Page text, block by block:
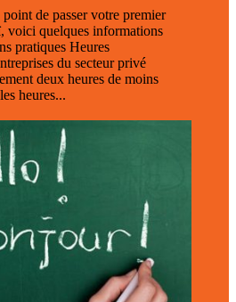
point de passer votre premier
voici quelques informations
pratiques Heures
du secteur privé
deux heures de moins
heures...